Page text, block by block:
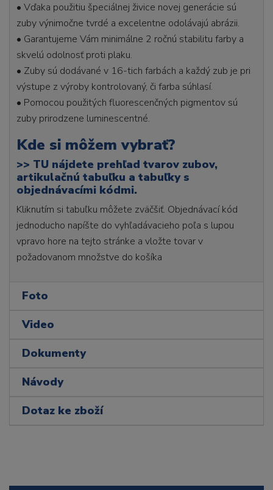
• Vďaka použitiu špeciálnej živice novej generácie sú
zuby výnimočne tvrdé a excelentne odolávajú abrázii.
• Garantujeme Vám minimálne 2 ročnú stabilitu farby a
skvelú odolnosť proti plaku.
• Zuby sú dodávané v 16-tich farbách a každý zub je pri
výstupe z výroby kontrolovaný, či farba súhlasí.
• Pomocou použitých fluorescenčných pigmentov sú
zuby prirodzene luminescentné.
Kde si môžem vybrať?
>> TU nájdete prehľad tvarov zubov,
artikulačnú tabuľku a tabuľky s
objednávacími kódmi.
Kliknutím si tabuľku môžete zväčšiť. Objednávací kód
jednoducho napíšte do vyhľadávacieho poľa s lupou
vpravo hore na tejto stránke a vložte tovar v
požadovanom množstve do košíka
Foto
Video
Dokumenty
Návody
Dotaz ke zboží